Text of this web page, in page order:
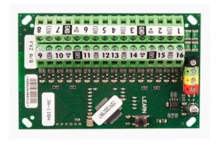
van
afbeeldingen-
gallerij